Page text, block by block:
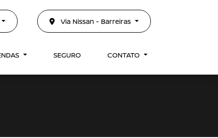
Via Nissan - Barreiras
SEGURO CONTATO